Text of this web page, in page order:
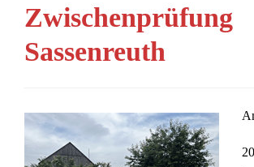
Zwischenprüfung
Sassenreuth